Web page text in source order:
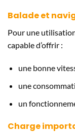
Balade et
Pour une
capable d’offrir :
une bonne
une
un
Charge